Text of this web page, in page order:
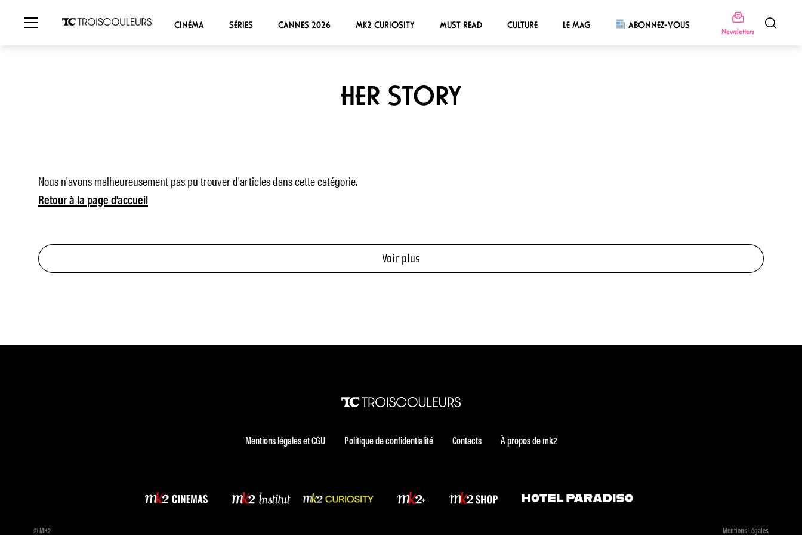
CINÉMA SÉRIES CANNES 2026 MK2 CURIOSITY MUST READ CULTURE LE MAG ABONNEZ-VOUS
Newsletters
HER STORY
Nous n'avons malheureusement pas pu trouver d'articles dans cette catégorie.
Retour à la page d'accueil
Voir plus
Mentions légales et CGU Politique de confidentialité Contacts À propos de mk2
© MK2 Mentions Légales